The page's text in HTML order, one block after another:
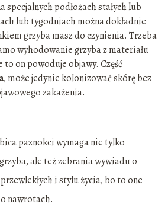
specjalnych podłożach stałych lub
lub tygodniach można dokładnie
grzyba masz do czynienia. Trzeba
wyhodowanie grzyba z materiału
to on powoduje objawy. Część
, może jedynie kolonizować skórę bez
zakażenia.
paznokci wymaga nie tylko
ale też zebrania wywiadu o
i stylu życia, bo to one
nawrotach.